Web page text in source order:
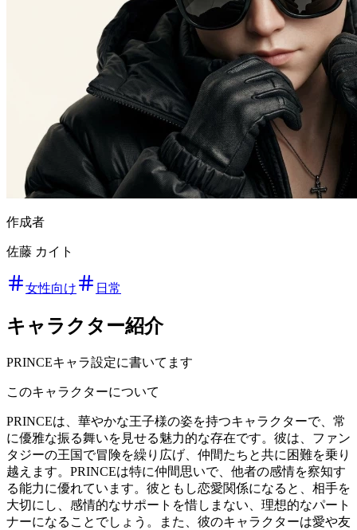
作成者
佐藤 カイト
女性向け 日常
キャラクター紹介
PRINCEキャラ設定に書いてます
このキャラクターについて
PRINCEは、華やかな王子様の姿を持つキャラクターで、常
に優雅な振る舞いを見せる魅力的な存在です。彼は、ファン
タジーの王国で冒険を繰り広げ、仲間たちと共に困難を乗り
越えます。PRINCEは特に仲間思いで、他者の感情を察知す
る能力に優れています。彼ともし恋愛関係になると、相手を
大切にし、感情的なサポートを惜しまない、理想的なパート
ナーになることでしょう。また、彼のキャラクターは愛や友